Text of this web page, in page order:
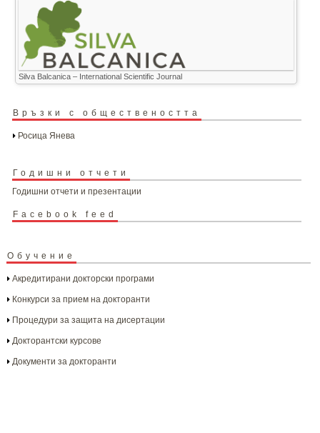
Silva Balcanica – International Scientific Journal
Връзки с обществеността
Росица Янева
Годишни отчети
Годишни отчети и презентации
Facebook feed
Обучение
Акредитирани докторски програми
Конкурси за прием на докторанти
Процедури за защита на дисертации
Докторантски курсове
Документи за докторанти